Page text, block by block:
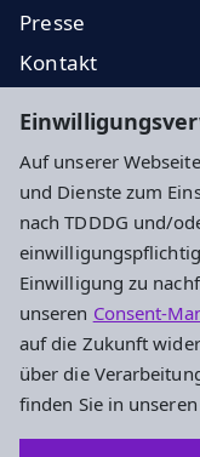
Auf unserer
und Dienste zum
nach TDDDG und/
Einwilligung zu
unseren Consent-
auf die Zukunft
über die
finden Sie in unseren
Presse
Kontakt
Propstei
Impressum
Evangelisches
Fulder Tor 28
36304 Alsfeld